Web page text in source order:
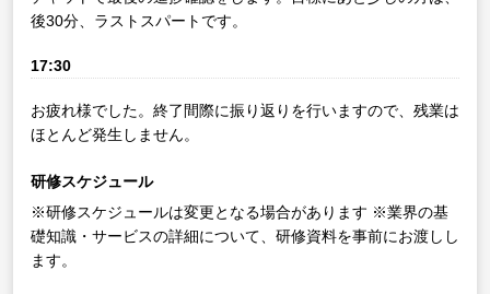
後30分、ラストスパートです。
17:30
お疲れ様でした。終了間際に振り返りを行いますので、残業は
ほとんど発生しません。
研修スケジュール
※研修スケジュールは変更となる場合があります ※業界の基
礎知識・サービスの詳細について、研修資料を事前にお渡しし
ます。